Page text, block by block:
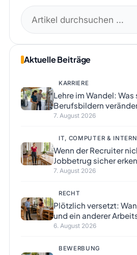
Suchen
nach:
Aktuelle Beiträge
KARRIERE
Lehre im Wandel: Was
Berufsbildern
7. August 2026
IT, COMPUTER &
Wenn der Recruiter
Jobbetrug sicher
7. August 2026
RECHT
Plötzlich versetzt:
und ein anderer
6. August 2026
BEWERBUNG